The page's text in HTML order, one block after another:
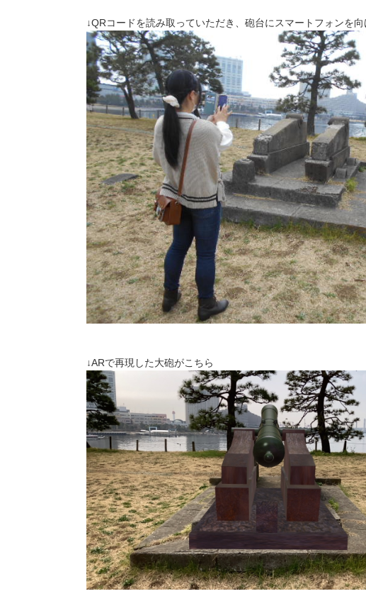
↓QRコードを読み取っていただき、砲台にスマートフォンを向
↓ARで再現した大砲がこちら